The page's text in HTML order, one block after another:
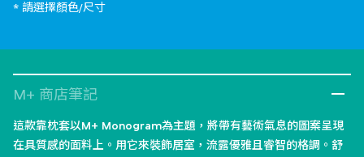
* 請選擇顏色/尺寸
M+ 商店筆記
這款靠枕套以M+ Monogram為主題，將帶有藝術氣息的圖案呈現
在具質感的面料上。用它來裝飾居室，流露優雅且睿智的格調。舒